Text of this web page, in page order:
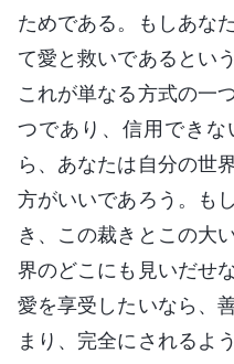
ためである。もしあな
て愛と救いであるとい
これが単なる方式の一
つであり、信用でき
ら、あなたは自分の世
方がいいであろう。も
き、この裁きとこの大
界のどこにも見いだせ
愛を享受したいなら、
まり、完全にされるよ